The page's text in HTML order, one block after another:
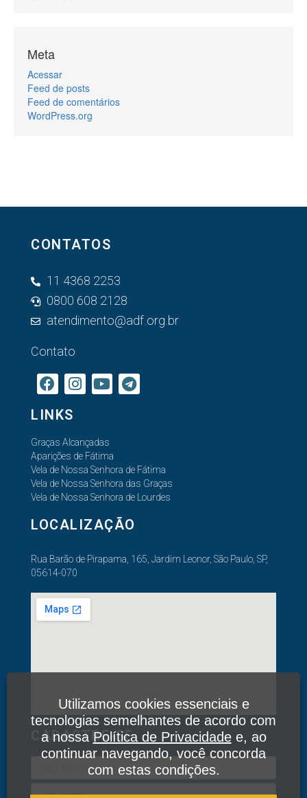
Meta
Acessar
Feed de posts
Feed de comentários
WordPress.org
CONTATOS
11 4368 2253
0800 608 2128
atendimento@adf.org.br
Contato
LINKS
Graças Alcançadas
Aparições de Fátima
Vela de Nossa Senhora de Fátima
Vela de Nossa Senhora das Graças
Vela de Nossa Senhora de Lourdes
LOCALIZAÇÃO
Rua Barão de Pirapama, 165, Jardim Leonor, São Paulo, SP,
05614-070
CADASTRE-SE
Utilizamos cookies essenciais e
tecnologias semelhantes de acordo com
a nossaPolítica de Privacidadee, ao
continuar navegando, você concorda
com estas condições.